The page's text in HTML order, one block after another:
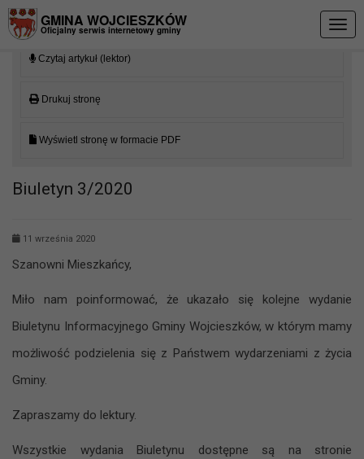
GMINA WOJCIESZKÓW
Oficjalny serwis internetowy gminy
Czytaj artykuł (lektor)
Drukuj stronę
Wyświetl stronę w formacie PDF
Biuletyn 3/2020
11 września 2020
Szanowni Mieszkańcy,
Miło nam poinformować, że ukazało się kolejne wydanie
Biuletynu Informacyjnego Gminy Wojcieszków, w którym mamy
możliwość podzielenia się z Państwem wydarzeniami z życia
Gminy.
Zapraszamy do lektury.
Wszystkie wydania Biuletynu dostępne są na stronie